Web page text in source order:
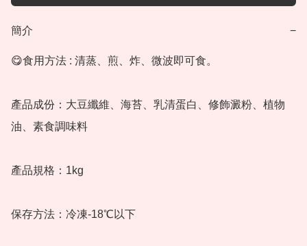
簡介 −
😋食用方法 : 清蒸、煎、炸、微波即可食。
產品成份：大豆纖維、海苔、乳清蛋白、修飾澱粉、植物
油、素食調味料
產品規格：1kg
保存方法：冷凍-18℃以下